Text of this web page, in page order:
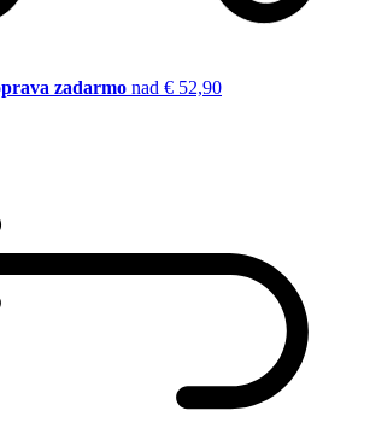
zadarmo nad € 52,90